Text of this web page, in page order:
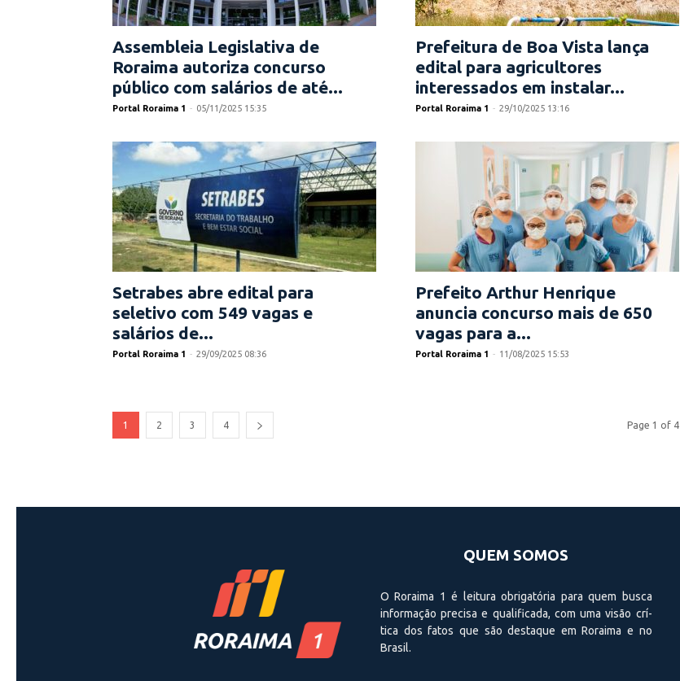
Assembleia Legislativa de
Roraima autoriza concurso
público com salários de até...
Portal Roraima 1 - 05/11/2025 15:35
Prefeitura de Boa Vista lança
edital para agricultores
interessados em instalar...
Portal Roraima 1 - 29/10/2025 13:16
Setrabes abre edital para
seletivo com 549 vagas e
salários de...
Portal Roraima 1 - 29/09/2025 08:36
Prefeito Arthur Henrique
anuncia concurso mais de 650
vagas para a...
Portal Roraima 1 - 11/08/2025 15:53
1 2 3 4 Page 1 of 4
QUEM SOMOS
O Roraima 1 é leitura obrigatória para quem busca
informação precisa e qualificada, com uma visão crí­
tica dos fatos que são destaque em Roraima e no
Brasil.